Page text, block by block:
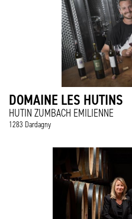
DOMAINE LES HUTINS
HUTIN ZUMBACH EMILIENNE
1283 Dardagny